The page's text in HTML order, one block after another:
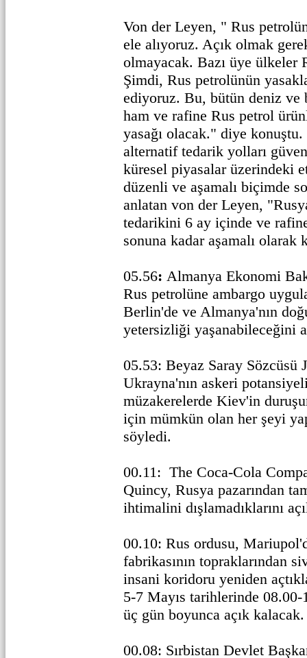
Von der Leyen, " Rus
ele alıyoruz. Açık olmak
olmayacak. Bazı üye ülkeler
Şimdi, Rus petrolünün
ediyoruz. Bu, bütün deniz ve
ham ve rafine Rus petrol
yasağı olacak." diye
alternatif tedarik yolları
küresel piyasalar üzerindeki
düzenli ve aşamalı biçimde
anlatan von der Leyen,
tedarikini 6 ay içinde ve
sonuna kadar aşamalı olarak
05.56: Almanya Ekonomi
Rus petrolüne ambargo
Berlin'de ve Almanya'nın
yetersizliği yaşanabileceğini
05.53: Beyaz Saray Sözcüsü
Ukrayna'nın askeri
müzakerelerde Kiev'in
için mümkün olan her şeyi
söyledi.
00.11: The Coca-Cola
Quincy, Rusya pazarından
ihtimalini dışlamadıklarını
00.10: Rus ordusu,
fabrikasının topraklarından
insani koridoru yeniden
5-7 Mayıs tarihlerinde 08.00-
üç gün boyunca açık kalacak.
00.08: Sırbistan Devlet